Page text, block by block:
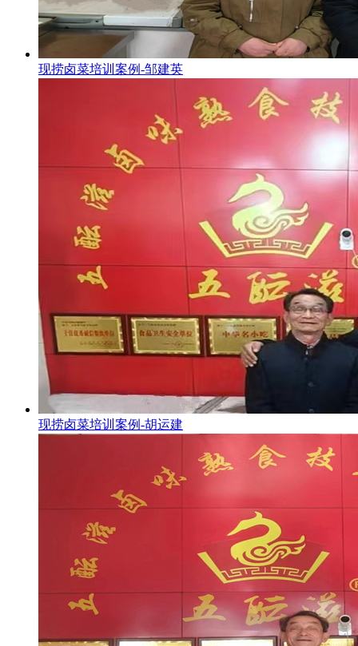
现捞卤菜培训案例-邹建英
现捞卤菜培训案例-胡运建